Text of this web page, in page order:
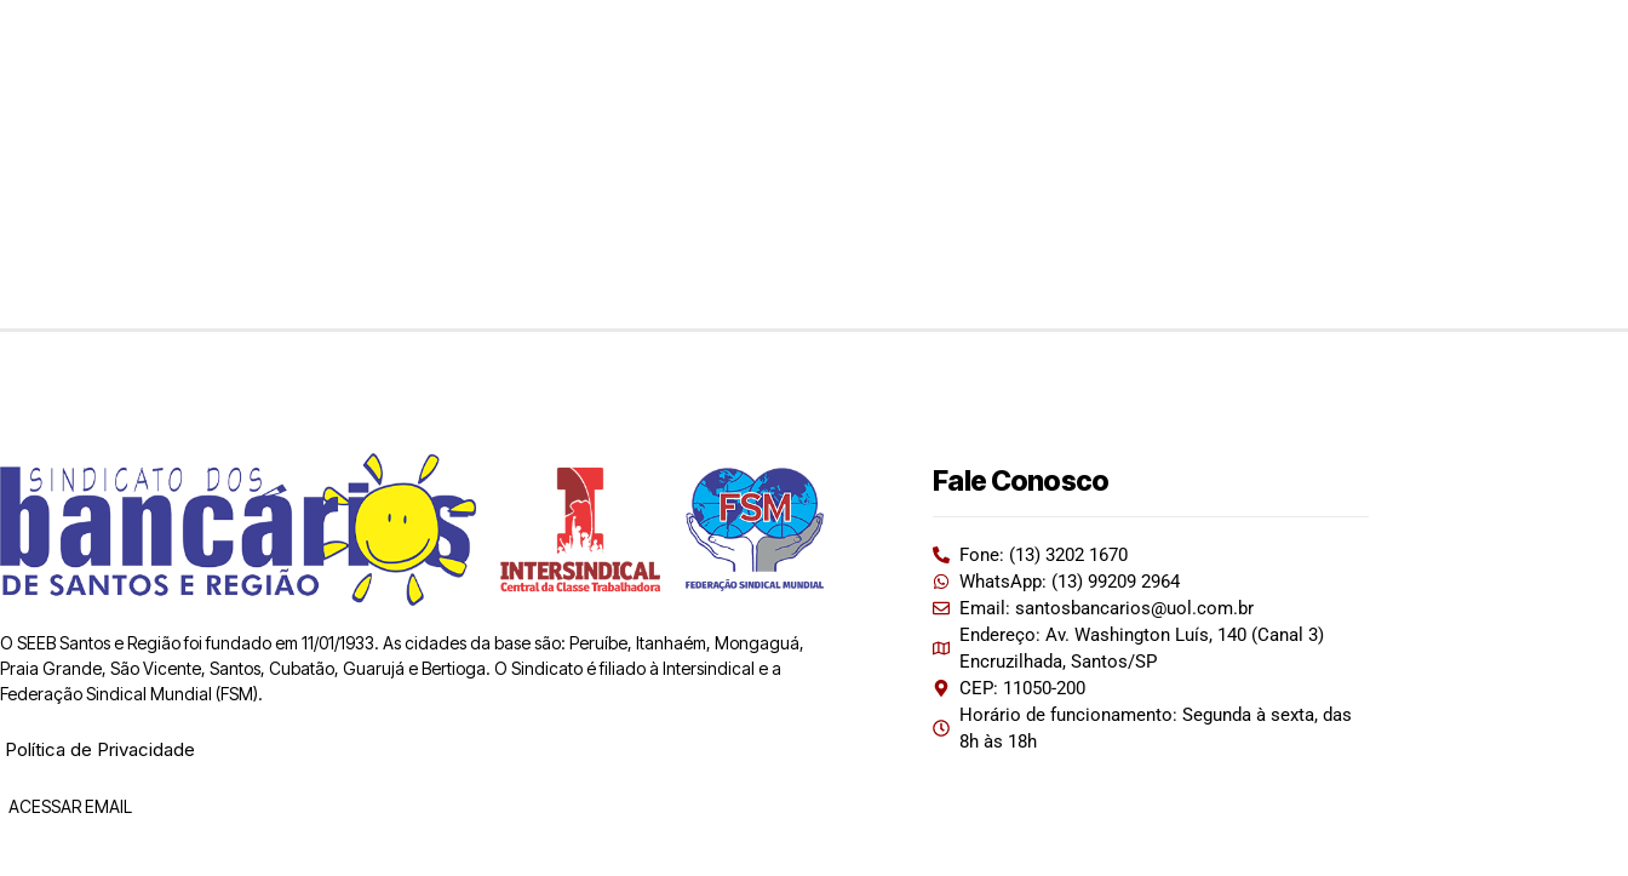
O SEEB Santos e Região foi fundado em 11/01/1933. As cidades da base são: Peruíbe, Itanhaém, Mongaguá,
Praia Grande, São Vicente, Santos, Cubatão, Guarujá e Bertioga. O Sindicato é filiado à Intersindical e a
Federação Sindical Mundial (FSM).
Política de Privacidade
ACESSAR EMAIL
Fale Conosco
Fone: (13) 3202 1670
WhatsApp: (13) 99209 2964
Email: santosbancarios@uol.com.br
Endereço: Av. Washington Luís, 140 (Canal 3)
Encruzilhada, Santos/SP
CEP: 11050-200
Horário de funcionamento: Segunda à sexta, das
8h às 18h